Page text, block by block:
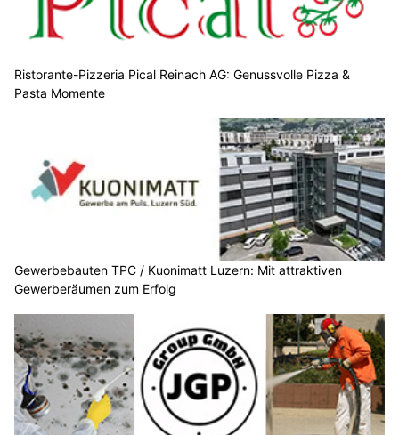
Ristorante-Pizzeria Pical Reinach AG: Genussvolle Pizza &
Pasta Momente
Gewerbebauten TPC / Kuonimatt Luzern: Mit attraktiven
Gewerberäumen zum Erfolg